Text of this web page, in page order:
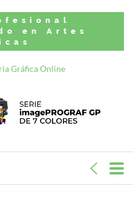
en Artes